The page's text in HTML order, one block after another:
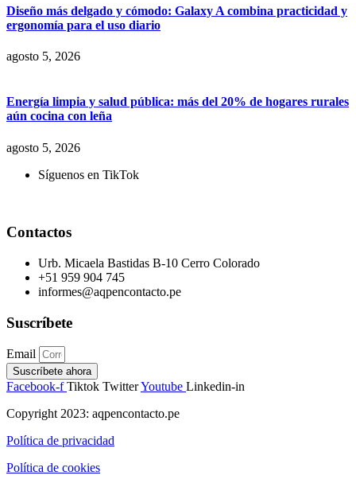
Diseño más delgado y cómodo: Galaxy A combina practicidad y
ergonomía para el uso diario
agosto 5, 2026
Energía limpia y salud pública: más del 20% de hogares rurales
aún cocina con leña
agosto 5, 2026
Síguenos en TikTok
Contactos
Urb. Micaela Bastidas B-10 Cerro Colorado
+51 959 904 745
informes@aqpencontacto.pe
Suscríbete
Email
Suscríbete ahora
Facebook-f Tiktok TwitterYoutube Linkedin-in
Copyright 2023: aqpencontacto.pe
Política de privacidad
Política de cookies